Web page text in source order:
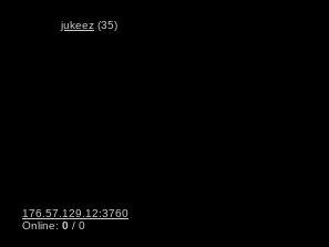
jukeez (35)
176.57.129.12:3760
Online: 0 / 0